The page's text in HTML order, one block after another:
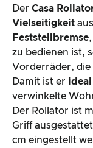
Der Casa
Vielseitigkeit
Feststellbremse
zu bedienen ist,
Vorderräder, die
Damit ist er ideal
verwinkelte
Der Rollator ist
Griff
cm eingestellt